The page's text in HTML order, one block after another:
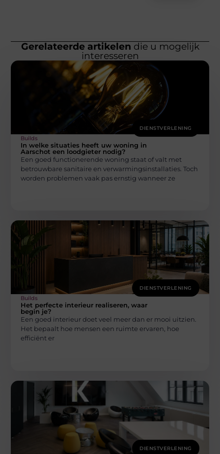
Gerelateerde artikelen die u mogelijk
interesseren
DIENSTVERLENING
Builds
In welke situaties heeft uw woning in
Aarschot een loodgieter nodig?
Een goed functionerende woning staat of valt met
betrouwbare sanitaire en verwarmingsinstallaties. Toch
worden problemen vaak pas ernstig wanneer ze
DIENSTVERLENING
Builds
Het perfecte interieur realiseren, waar
begin je?
Een goed interieur doet veel meer dan er mooi uitzien.
Het bepaalt hoe mensen een ruimte ervaren, hoe
efficiënt er
DIENSTVERLENING